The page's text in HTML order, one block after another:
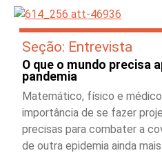
Seção: Entrevista
O que o mundo precisa
pandemia
Matemático, físico e
importância de se fazer
precisas para combater a
de outra epidemia ainda